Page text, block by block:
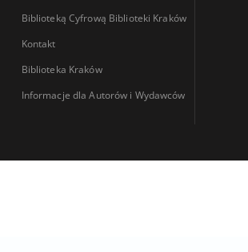
Biblioteką Cyfrową Biblioteki Kraków
Kontakt
Biblioteka Kraków
Informacje dla Autorów i Wydawców